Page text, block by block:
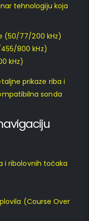
tehnologiju koja
(50/77/200 kHz)
800 kHz)
kHz)
prikaze riba i
sonda
i ribolovnih točaka
(Course Over